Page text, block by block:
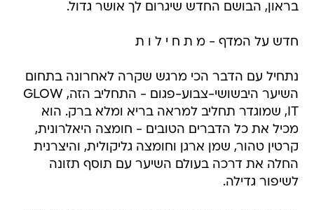
בראון, הבושם החדש שיגרום לך אושר גדול.
חדש על המדף - מ ת ח י ל ו ת
נתחיל עם הדבר הכי מרגש שקרה לאחרונה בתחום
השיער היבשושי-צבוע-פגום - התחליב הזה, GLOW
IT, שמוגדר תחליב למראה בריא ומלא ברק. הוא
מכיל את כל הדברים הטובים - חומצה היאלרונית,
קרטין טהור, שמן ארגן וחומצה גליקולית, והיצרנית
החלה את דרכה בעולם השיער עם תוסף תזונה
לשיפור גדילה.